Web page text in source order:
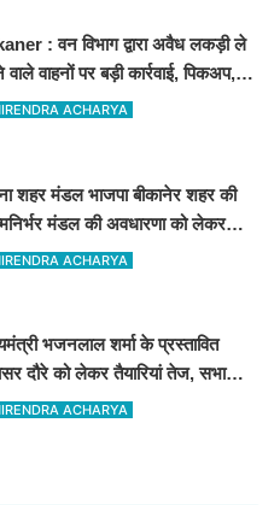
: वन विभाग द्वारा अवैध लकड़ी ले
वाले वाहनों पर बड़ी कार्रवाई, पिकअप,
और ट्रक जब्त!
ACHARYA
शहर मंडल भाजपा बीकानेर शहर की
मंडल की अवधारणा को लेकर
एवं निकाय चुनाव की तैयारी बैठक
ACHARYA
भजनलाल शर्मा के प्रस्तावित
दौरे को लेकर तैयारियां तेज, सभा
का लिया जायजा
ACHARYA